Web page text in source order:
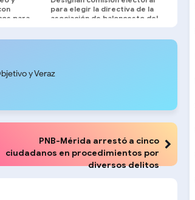
para
para elegir la directiva de la
asociación de baloncesto del
y Veraz
PNB-Mérida arrestó a cinco
ciudadanos en procedimientos por
diversos delitos